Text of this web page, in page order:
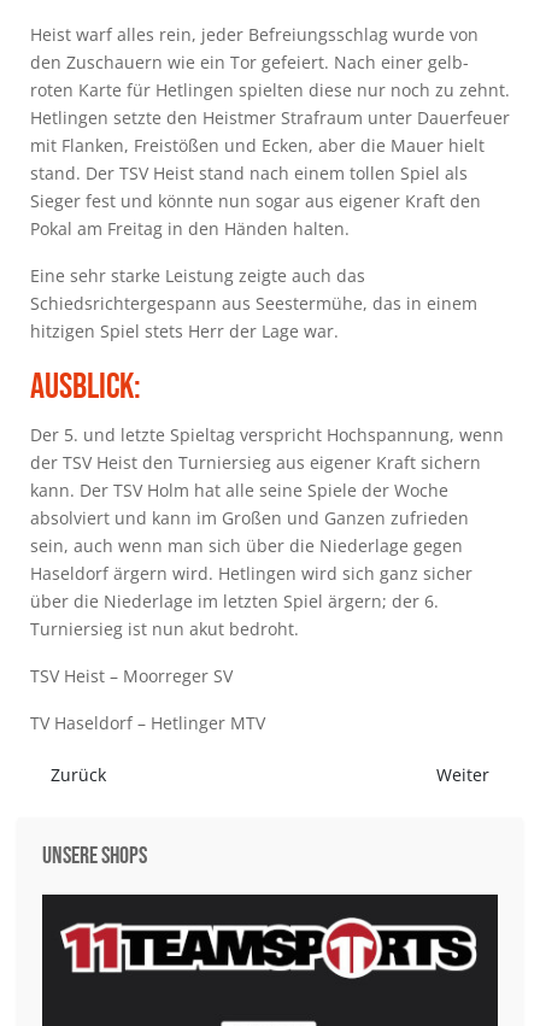
Heist warf alles rein, jeder Befreiungsschlag wurde von
den Zuschauern wie ein Tor gefeiert. Nach einer gelb-
roten Karte für Hetlingen spielten diese nur noch zu zehnt.
Hetlingen setzte den Heistmer Strafraum unter Dauerfeuer
mit Flanken, Freistößen und Ecken, aber die Mauer hielt
stand. Der TSV Heist stand nach einem tollen Spiel als
Sieger fest und könnte nun sogar aus eigener Kraft den
Pokal am Freitag in den Händen halten.
Eine sehr starke Leistung zeigte auch das
Schiedsrichtergespann aus Seestermühe, das in einem
hitzigen Spiel stets Herr der Lage war.
Ausblick:
Der 5. und letzte Spieltag verspricht Hochspannung, wenn
der TSV Heist den Turniersieg aus eigener Kraft sichern
kann. Der TSV Holm hat alle seine Spiele der Woche
absolviert und kann im Großen und Ganzen zufrieden
sein, auch wenn man sich über die Niederlage gegen
Haseldorf ärgern wird. Hetlingen wird sich ganz sicher
über die Niederlage im letzten Spiel ärgern; der 6.
Turniersieg ist nun akut bedroht.
TSV Heist – Moorreger SV
TV Haseldorf – Hetlinger MTV
Vorheriger Beitrag: Highlights des letzten Spieltages
Zurück Nächster
Weiter
Unsere Shops